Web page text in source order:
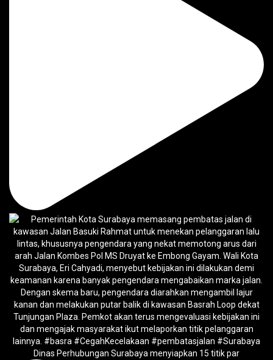
Dinas Perhubungan Surabaya menyiapkan 15 titik par